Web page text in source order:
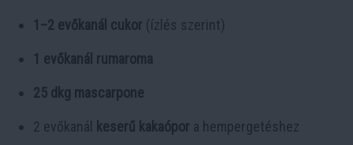
1–2 evőkanál cukor (ízlés szerint)
1 evőkanál rumaroma
25 dkg mascarpone
2 evőkanál keserű kakaópor a hempergetéshez